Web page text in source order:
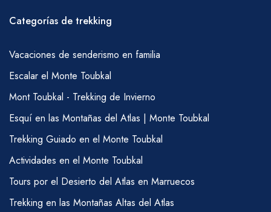
Categorías de trekking
Vacaciones de senderismo en familia
Escalar el Monte Toubkal
Mont Toubkal - Trekking de Invierno
Esquí en las Montañas del Atlas | Monte Toubkal
Trekking Guiado en el Monte Toubkal
Actividades en el Monte Toubkal
Tours por el Desierto del Atlas en Marruecos
Trekking en las Montañas Altas del Atlas